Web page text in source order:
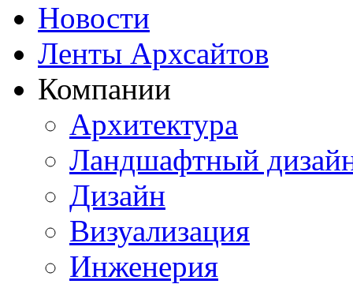
Новости
Ленты Архсайтов
Компании
Архитектура
Ландшафтный
Дизайн
Визуализация
Инженерия